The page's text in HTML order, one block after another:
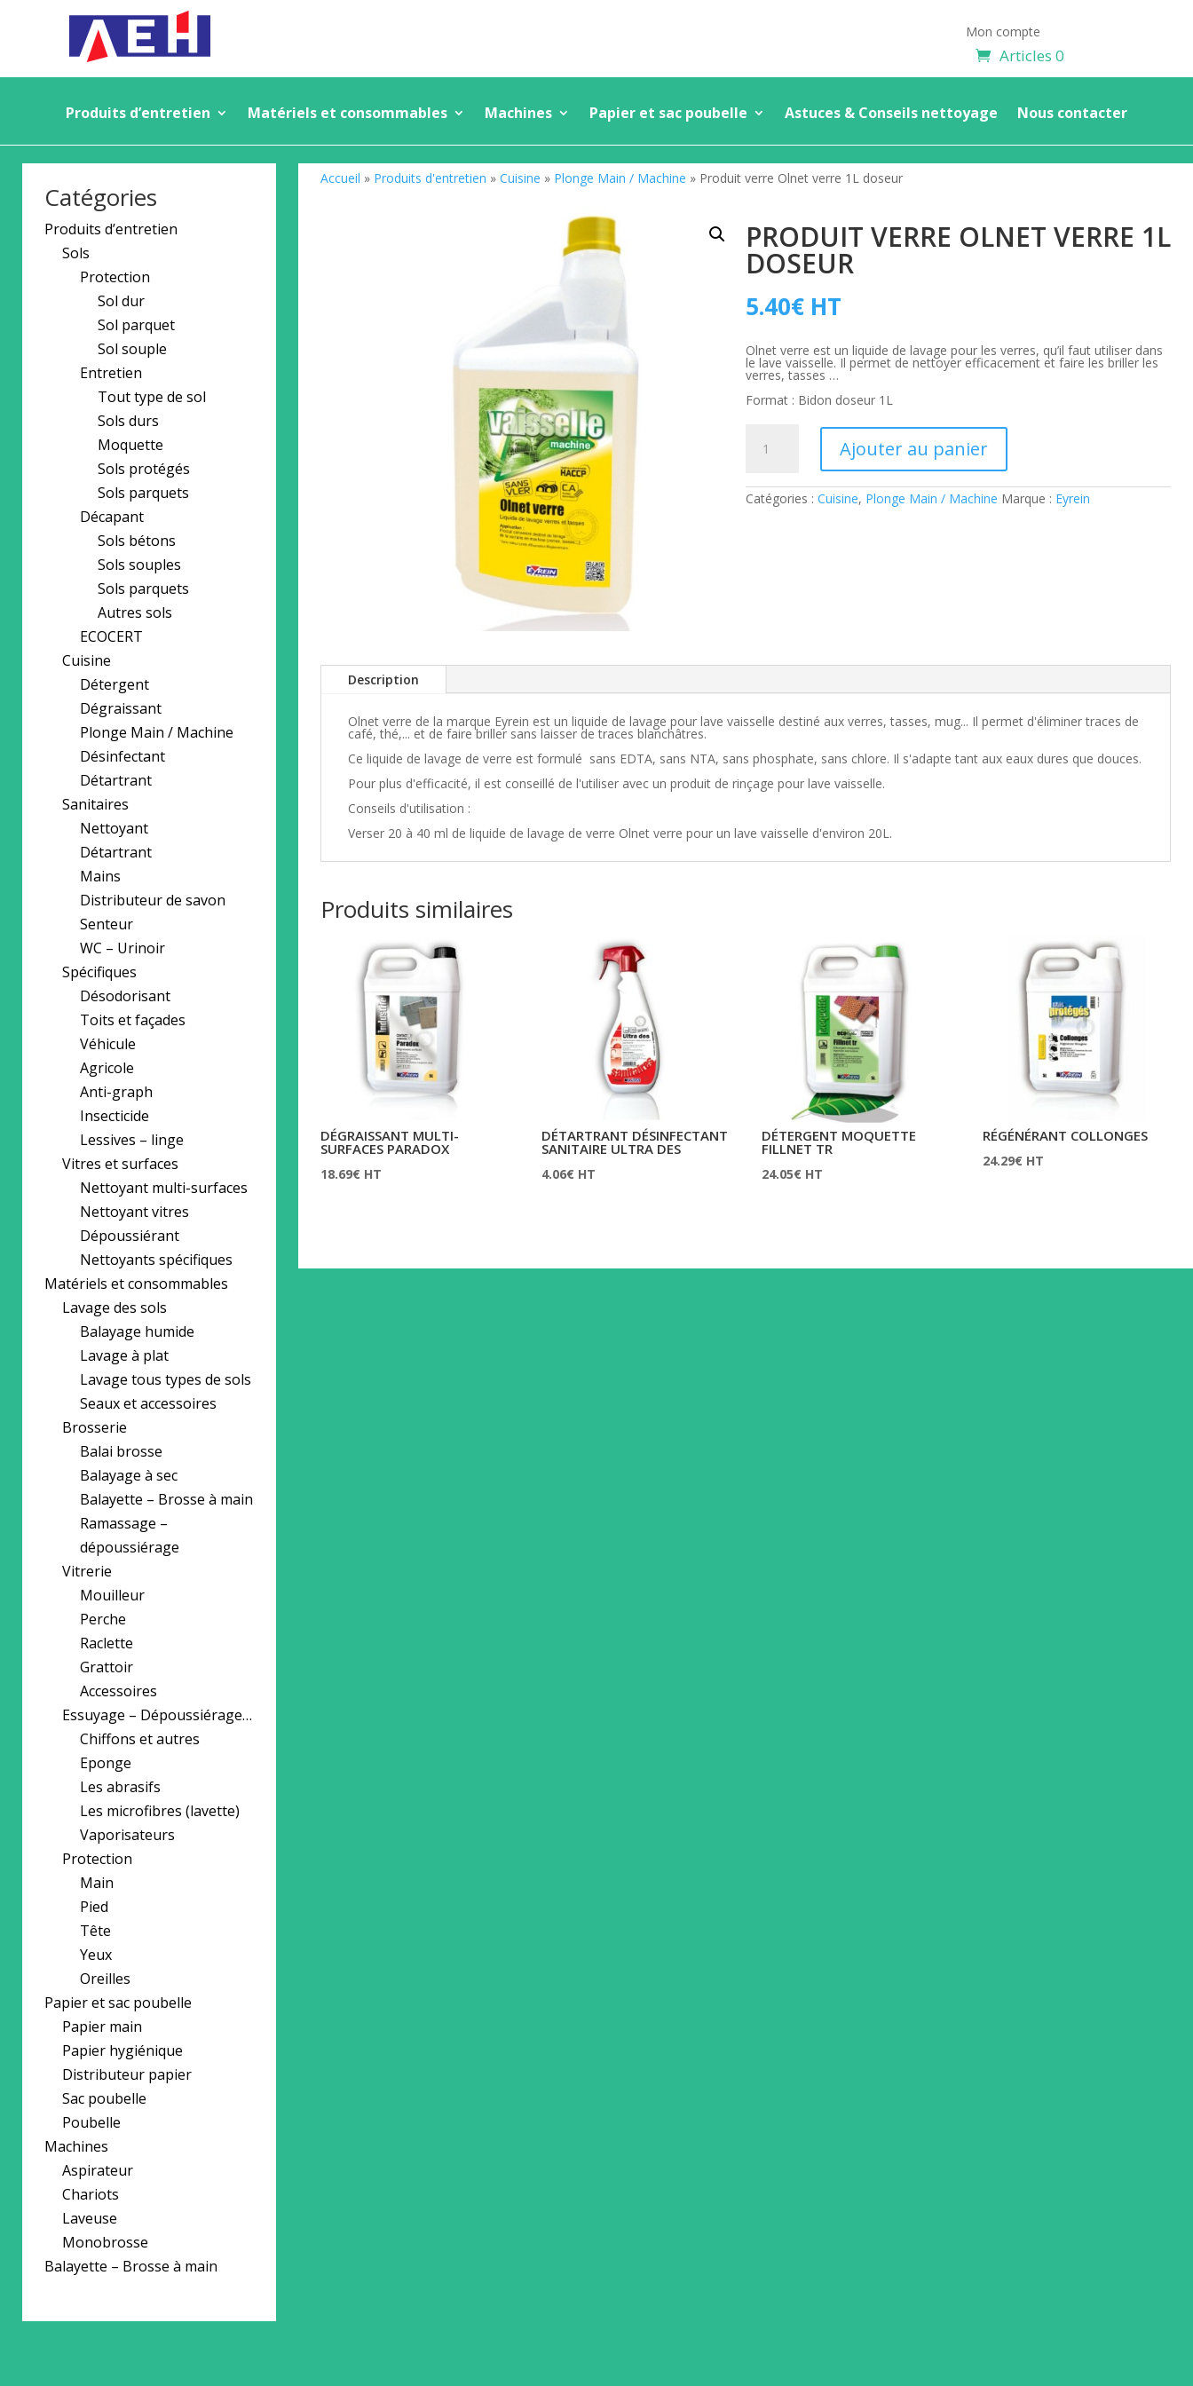
Mon compte
Articles 0
Produits d’entretien Matériels et consommables Machines Papier et sac poubelle Astuces & Conseils nettoyage Nous contacter
Catégories
Produits d’entretien
Sols
Protection
Sol dur
Sol parquet
Sol souple
Entretien
Tout type de sol
Sols durs
Moquette
Sols protégés
Sols parquets
Décapant
Sols bétons
Sols souples
Sols parquets
Autres sols
ECOCERT
Cuisine
Détergent
Dégraissant
Plonge Main / Machine
Désinfectant
Détartrant
Sanitaires
Nettoyant
Détartrant
Mains
Distributeur de savon
Senteur
WC – Urinoir
Spécifiques
Désodorisant
Toits et façades
Véhicule
Agricole
Anti-graph
Insecticide
Lessives – linge
Vitres et surfaces
Nettoyant multi-surfaces
Nettoyant vitres
Dépoussiérant
Nettoyants spécifiques
Matériels et consommables
Lavage des sols
Balayage humide
Lavage à plat
Lavage tous types de sols
Seaux et accessoires
Brosserie
Balai brosse
Balayage à sec
Balayette – Brosse à main
Ramassage –
dépoussiérage
Vitrerie
Mouilleur
Perche
Raclette
Grattoir
Accessoires
Essuyage – Dépoussiérage…
Chiffons et autres
Eponge
Les abrasifs
Les microfibres (lavette)
Vaporisateurs
Protection
Main
Pied
Tête
Yeux
Oreilles
Papier et sac poubelle
Papier main
Papier hygiénique
Distributeur papier
Sac poubelle
Poubelle
Machines
Aspirateur
Chariots
Laveuse
Monobrosse
Balayette – Brosse à main
Accueil » Produits d'entretien » Cuisine » Plonge Main / Machine » Produit verre Olnet verre 1L doseur
PRODUIT VERRE OLNET VERRE 1L
DOSEUR
5.40€ HT
Olnet verre est un liquide de lavage pour les verres, qu’il faut utiliser dans
le lave vaisselle. Il permet de nettoyer efficacement et faire les briller les
verres, tasses …
Format : Bidon doseur 1L
Produit
verre
1L
Ajouter au panier
Catégories : Cuisine, Plonge Main / Machine Marque : Eyrein
Description
Olnet verre de la marque Eyrein est un liquide de lavage pour lave vaisselle destiné aux verres, tasses, mug... Il permet d'éliminer traces de
café, thé,... et de faire briller sans laisser de traces blanchâtres.
Ce liquide de lavage de verre est formulé sans EDTA, sans NTA, sans phosphate, sans chlore. Il s'adapte tant aux eaux dures que douces.
Pour plus d'efficacité, il est conseillé de l'utiliser avec un produit de rinçage pour lave vaisselle.
Conseils d'utilisation :
Verser 20 à 40 ml de liquide de lavage de verre Olnet verre pour un lave vaisselle d'environ 20L.
Produits similaires
DÉGRAISSANT MULTI-
SURFACES PARADOX
18.69€ HT
DÉTARTRANT DÉSINFECTANT
SANITAIRE ULTRA DES
4.06€ HT
DÉTERGENT MOQUETTE
FILLNET TR
24.05€ HT
RÉGÉNÉRANT COLLONGES
24.29€ HT